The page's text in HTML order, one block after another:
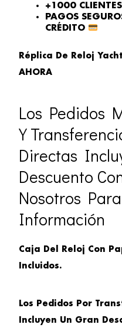
+1000
PAGOS
CRÉDITO
Réplica De Reloj
AHORA
Los Pedidos
Y
Directas
Descuento
Nosotros
Información
Caja Del Reloj Con
Incluidos.
Los Pedidos Por
Incluyen Un Gran